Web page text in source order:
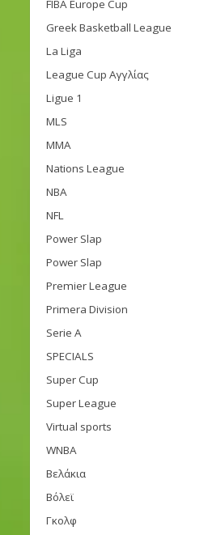
FIBA Europe Cup
Greek Basketball League
La Liga
League Cup Αγγλίας
Ligue 1
MLS
MMA
Nations League
NBA
NFL
Power Slap
Power Slap
Premier League
Primera Division
Serie A
SPECIALS
Super Cup
Super League
Virtual sports
WNBA
Βελάκια
Βόλεϊ
Γκολφ